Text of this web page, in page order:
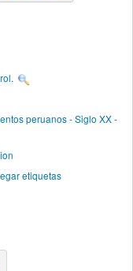
peruanos - Siglo XX -
etiquetas